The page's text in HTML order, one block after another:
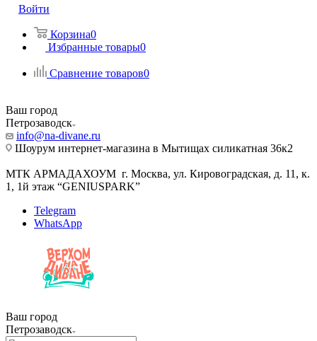
Войти
Корзина0
Избранные товары0
Сравнение товаров0
Ваш город
Петрозаводск
info@na-divane.ru
Шоурум интернет-магазина в Мытищах силикатная 36к2
МТК АРМАДАХОУМ г. Москва, ул. Кировоградская, д. 11, к.
1, 1й этаж “GENIUSPARK”
Telegram
WhatsApp
Ваш город
Петрозаводск